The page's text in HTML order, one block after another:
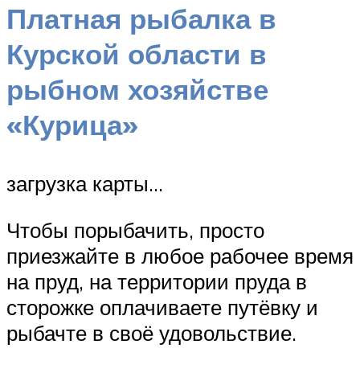
Платная рыбалка в
Курской области в
рыбном хозяйстве
«Курица»
загрузка карты…
Чтобы порыбачить, просто
приезжайте в любое рабочее время
на пруд, на территории пруда в
сторожке оплачиваете путёвку и
рыбачте в своё удовольствие.